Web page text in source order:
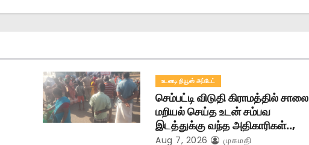
உடனடி நியூஸ் அப்டேட்
செம்பட்டி விடுதி கிராமத்தில் சாலை
மறியல் செய்த உடன் சம்பவ
இடத்துக்கு வந்த அதிகாரிகள்..,
Aug 7, 2026 முகமதி